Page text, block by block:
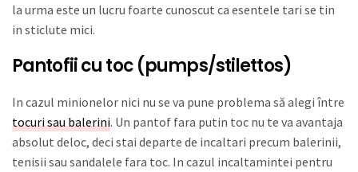
la urma este un lucru foarte cunoscut ca esentele tari se tin
in sticlute mici.
Pantofii cu toc (pumps/stilettos)
In cazul minionelor nici nu se va pune problema să alegi între
tocuri sau balerini. Un pantof fara putin toc nu te va avantaja
absolut deloc, deci stai departe de incaltari precum balerinii,
tenisii sau sandalele fara toc. In cazul incaltamintei pentru